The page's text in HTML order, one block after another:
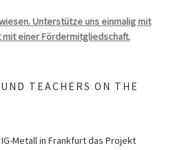
Unterstütze uns einmalig mit
einer Fördermitgliedschaft.
TEACHERS ON THE
Metall in Frankfurt das Projekt